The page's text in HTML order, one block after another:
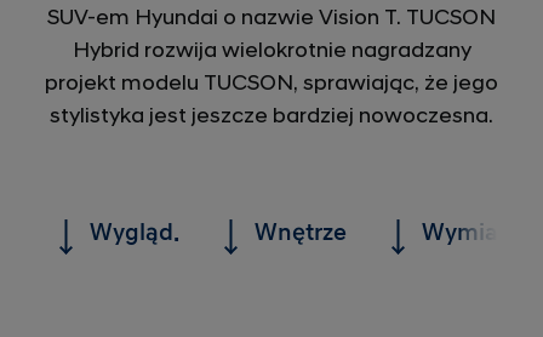
SUV-em Hyundai o nazwie Vision T. TUCSON
Hybrid rozwija wielokrotnie nagradzany
projekt modelu TUCSON, sprawiając, że jego
stylistyka jest jeszcze bardziej nowoczesna.
Wygląd. Wnętrze Wymiary